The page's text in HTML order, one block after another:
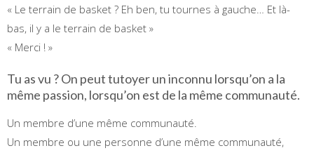
« Le terrain de basket ? Eh ben, tu tournes à gauche… Et là-
bas, il y a le terrain de basket »
« Merci ! »
Tu as vu ? On peut tutoyer un inconnu lorsqu’on a la
même passion, lorsqu’on est de la même communauté.
Un membre d’une même communauté.
Un membre ou une personne d’une même communauté,